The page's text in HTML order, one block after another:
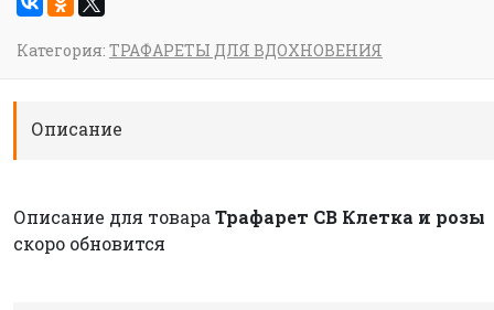
Категория: ТРАФАРЕТЫ ДЛЯ ВДОХНОВЕНИЯ
Описание
Описание для товара Трафарет CB Клетка и розы
скоро обновится